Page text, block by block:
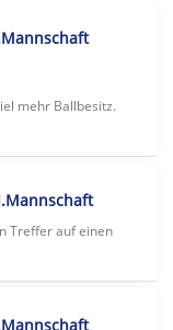
mehr Ballbesitz.
Treffer auf einen